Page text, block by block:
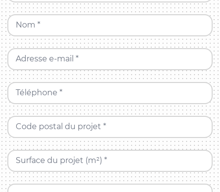
Nom *
Adresse e-mail *
Téléphone *
Code postal du projet *
Surface du projet (m²) *